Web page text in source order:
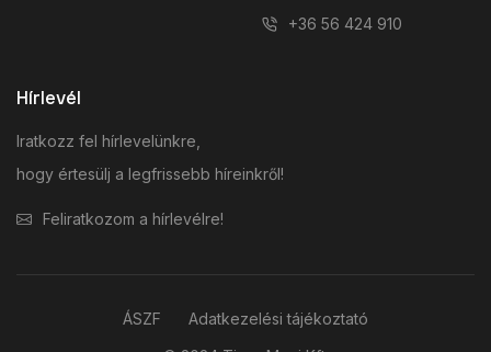
+36 56 424 910
Hírlevél
Iratkozz fel hírlevelünkre,
hogy értesülj a legfrissebb híreinkről!
Feliratkozom a hírlevélre!
ÁSZF Adatkezelési tájékoztató